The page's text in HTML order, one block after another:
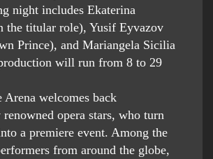
night includes Ekaterina
the titular role), Yusif Eyvazov
Prince), and Mariangela Sicilia
will run from 8 to 29
Arena welcomes back
opera stars, who turn
a premiere event. Among the
from around the globe,